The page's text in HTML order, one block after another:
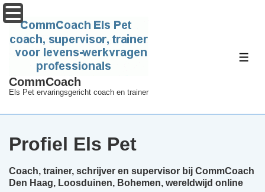
↓
Doorgaan
naar
hoofdinhoud
CommCoach
Els Pet ervaringsgericht coach en trainer
Profiel Els Pet
Coach, trainer, schrijver en supervisor bij CommCoach
Den Haag, Loosduinen, Bohemen, wereldwijd online